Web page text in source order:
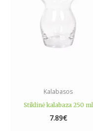
Kalabasos
Stiklinė kalabaza 250 ml
7.89€